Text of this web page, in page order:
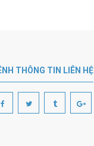
THÔNG TIN LIÊN HỆ